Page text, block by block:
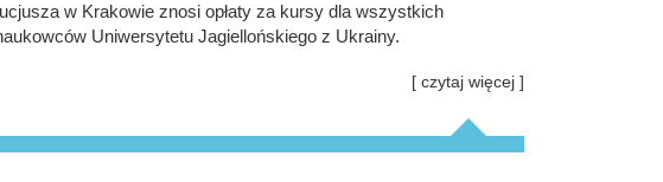
w Krakowie znosi opłaty za kursy dla wszystkich
Uniwersytetu Jagiellońskiego z Ukrainy.
[ czytaj więcej ]